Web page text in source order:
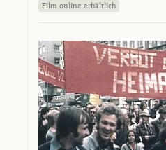
Film online erhältlich